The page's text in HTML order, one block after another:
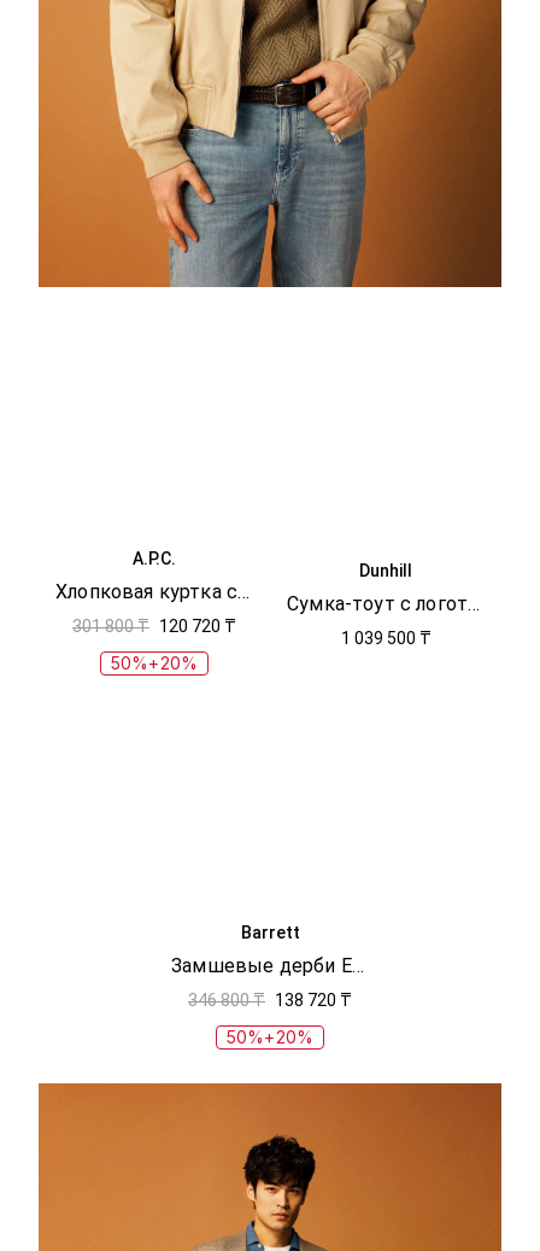
A.P.C.
Хлопковая куртка с логотипом
301 800 ₸ 120 720 ₸
50%+20%
Dunhill
Сумка-тоут с логотипом
1 039 500 ₸
Barrett
Замшевые дерби Edwin
346 800 ₸ 138 720 ₸
50%+20%